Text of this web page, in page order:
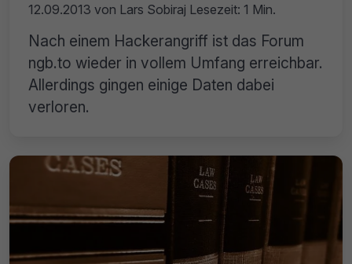
12.09.2013 von Lars Sobiraj Lesezeit: 1 Min.
Nach einem Hackerangriff ist das Forum
ngb.to wieder in vollem Umfang erreichbar.
Allerdings gingen einige Daten dabei
verloren.